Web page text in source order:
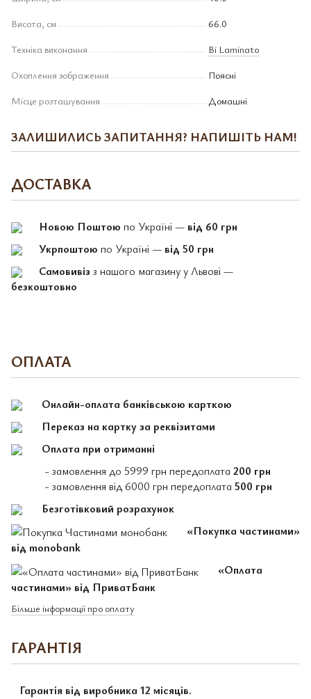
Висота, см
66.0
Техніка виконання
Bi Laminato
Охоплення зображення
Поясні
Місце розташування
Домашні
ЗАЛИШИЛИСЬ ЗАПИТАННЯ? НАПИШІТЬ НАМ!
ДОСТАВКА
Новою Поштою по Україні — від 60 грн
Укрпоштою по Україні — від 50 грн
Самовивіз з нашого магазину у Львові —
безкоштовно
ОПЛАТА
Онлайн-оплата банківською карткою
Переказ на картку за реквізитами
Оплата при отриманні
- замовлення до 5999 грн передоплата 200 грн
- замовлення від 6000 грн передоплата 500 грн
Безготівковий розрахунок
«Покупка частинами»
від monobank
«Оплата
частинами» від ПриватБанк
Більше інформації про оплату
ГАРАНТІЯ
Гарантія від виробника 12 місяців.